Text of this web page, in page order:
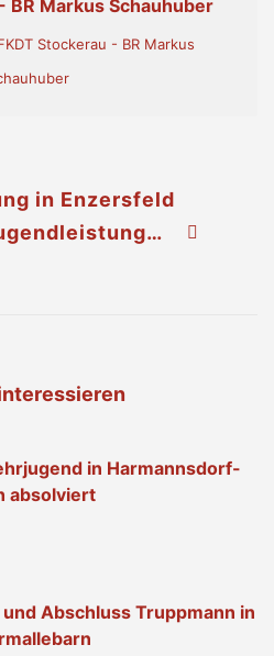
BR Markus Schauhuber
Stockerau - BR Markus
in Enzersfeld
Feuerwehrjugendleistungsabzeichen in Gold erfolgreich absolviert
in Harmannsdorf-
absolviert
Abschluss Truppmann in